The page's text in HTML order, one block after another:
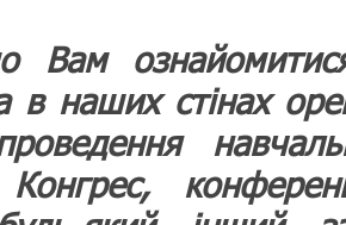
Вам
в наших стінах
Конгрес,